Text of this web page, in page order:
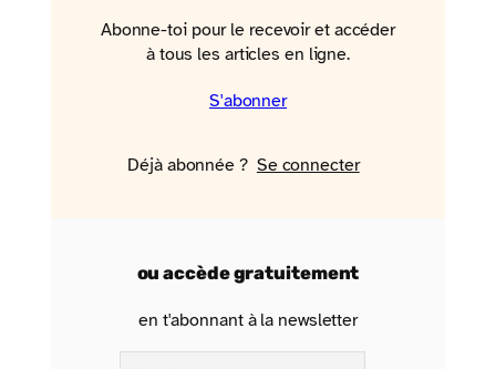
Abonne-toi pour le recevoir et accéder
à tous les articles en ligne.
S'abonner
Déjà abonnée ? Se connecter
ou accède gratuitement
en t'abonnant à la newsletter